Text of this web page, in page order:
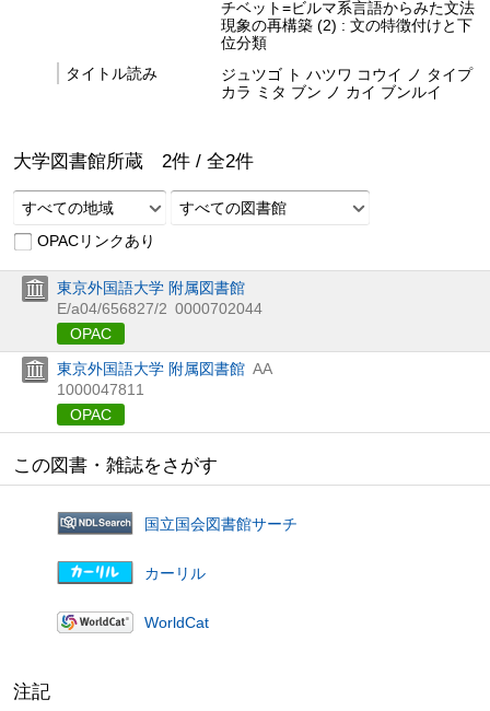
チベット=ビルマ系言語からみた文法
現象の再構築 (2) : 文の特徴付けと下
位分類
タイトル読み
ジュツゴ ト ハツワ コウイ ノ タイプ
カラ ミタ ブン ノ カイ ブンルイ
大学図書館所蔵 2件 / 全2件
すべての地域
すべての図書館
OPACリンクあり
東京外国語大学 附属図書館
E/a04/656827/2 0000702044
OPAC
東京外国語大学 附属図書館 AA
1000047811
OPAC
この図書・雑誌をさがす
国立国会図書館サーチ
カーリル
WorldCat
注記